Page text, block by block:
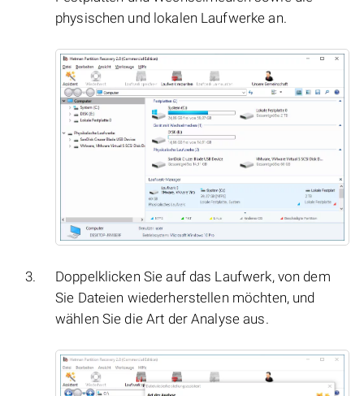
physischen und lokalen Laufwerke an.
Doppelklicken Sie auf das Laufwerk, von dem
Sie Dateien wiederherstellen möchten, und
wählen Sie die Art der Analyse aus.